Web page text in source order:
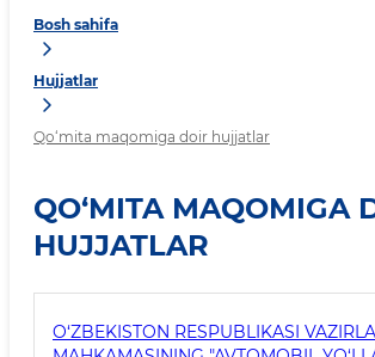
Bosh sahifa
Hujjatlar
Qo‘mita maqomiga doir hujjatlar
QO‘MITA MAQOMIGA
HUJJATLAR
O‘ZBEKISTON RESPUBLIKASI